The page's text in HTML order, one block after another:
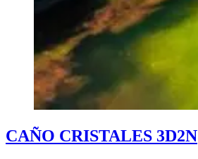
CAÑO CRISTALES 3D2N